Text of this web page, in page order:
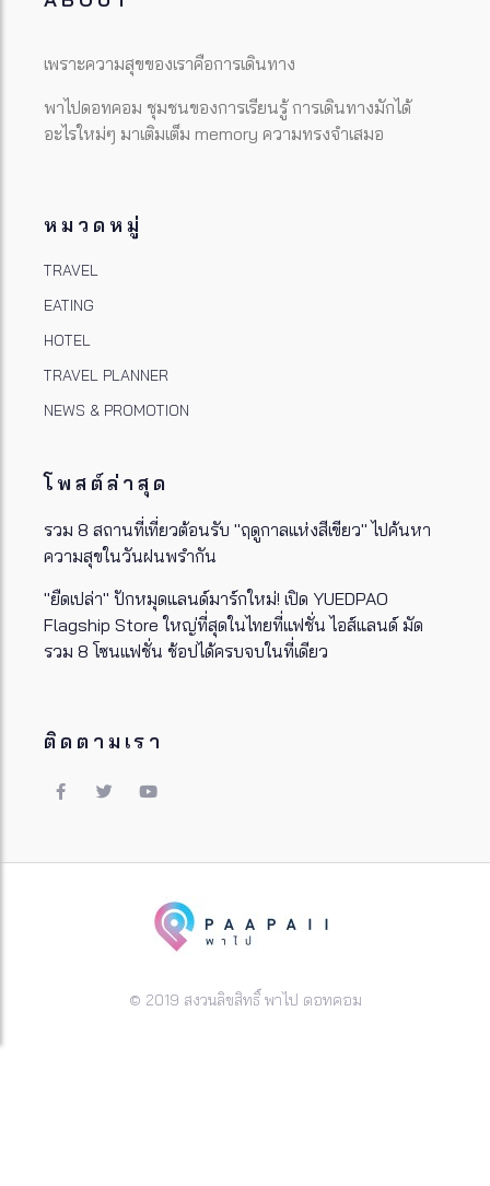
เพราะความสุขของเราคือการเดินทาง
พาไปดอทคอม ชุมชนของการเรียนรู้ การเดินทางมักได้
อะไรใหม่ๆ มาเติมเต็ม memory ความทรงจำเสมอ
หมวดหมู่
TRAVEL
EATING
HOTEL
TRAVEL PLANNER
NEWS & PROMOTION
โพสต์ล่าสุด
รวม 8 สถานที่เที่ยวต้อนรับ "ฤดูกาลแห่งสีเขียว" ไปค้นหา
ความสุขในวันฝนพรำกัน
"ยืดเปล่า" ปักหมุดแลนด์มาร์กใหม่! เปิด YUEDPAO
Flagship Store ใหญ่ที่สุดในไทยที่แฟชั่น ไอส์แลนด์ มัด
รวม 8 โซนแฟชั่น ช้อปได้ครบจบในที่เดียว
ติดตามเรา
© 2019 สงวนลิขสิทธิ์ พาไป ดอทคอม